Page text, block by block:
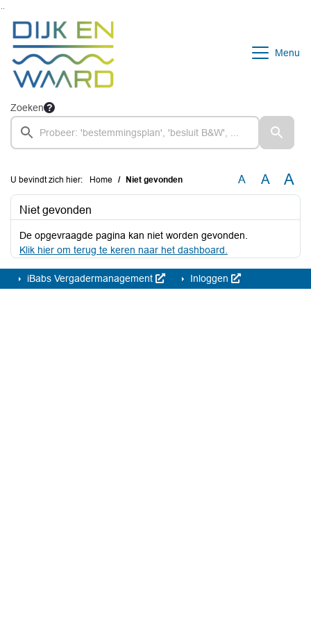
Menu
Zoeken
U bevindt zich hier: Home Niet gevonden A A A
Niet gevonden
De opgevraagde pagina kan niet worden gevonden.
Klik hier om terug te keren naar het dashboard.
iBabs Vergadermanagement Inloggen